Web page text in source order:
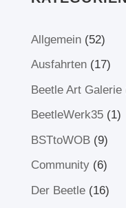
Allgemein(52)
Ausfahrten(17)
Beetle Art Galerie
BeetleWerk35(1)
BSTtoWOB(9)
Community(6)
Der Beetle(16)